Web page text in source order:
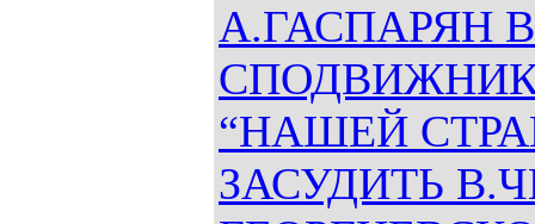
А.ГАСПАРЯН
“НАШЕЙ
ЗАСУДИТЬ